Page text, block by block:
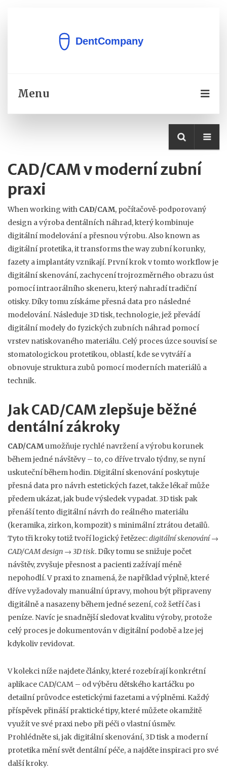
Menu
CAD/CAM v moderní zubní
praxi
When working with CAD/CAM, počítačově‑podporovaný
design a výroba dentálních náhrad, který kombinuje
digitální modelování a přesnou výrobu. Also known as
digitální protetika, it transforms the way zubní korunky,
fazety a implantáty vznikají.První krok v tomto workflow je
digitální skenování,zachycení trojrozměrného obrazu úst
pomocí intraorálního skeneru, který nahradí tradiční
otisky. Díky tomu získáme přesná data pro následné
modelování. Následuje3D tisk,technologie, jež převádí
digitální modely do fyzických zubních náhrad pomocí
vrstev natiskovaného materiálu. Celý proces úzce souvisí se
stomatologickou protetikou, oblastí, kde se vytváří a
obnovuje struktura zubů pomocí moderních materiálů a
technik.
Jak CAD/CAM zlepšuje běžné
dentální zákroky
CAD/CAMumožňuje rychlé navržení a výrobu korunek
během jedné návštěvy – to, co dříve trvalo týdny, se nyní
uskuteční během hodin. Digitální skenování poskytuje
přesná data pro návrh estetických fazet, takže lékař může
předem ukázat, jak bude výsledek vypadat. 3D tisk pak
přenáší tento digitální návrh do reálného materiálu
(keramika, zirkon, kompozit) s minimální ztrátou detailů.
Tyto tři kroky totiž tvoří logický řetězec:digitální skenování→
CAD/CAM design → 3D tisk. Díky tomu se snižuje počet
návštěv, zvyšuje přesnost a pacienti zažívají méně
nepohodlí. V praxi to znamená, že například výplně, které
dříve vyžadovaly manuální úpravy, mohou být připraveny
digitálně a nasazeny během jedné sezení, což šetří čas i
peníze. Navíc je snadnější sledovat kvalitu výroby, protože
celý proces je dokumentován v digitální podobě a lze jej
kdykoliv revidovat.
V kolekci níže najdete články, které rozebírají konkrétní
aplikace CAD/CAM – od výběru dětského kartáčku po
detailní průvodce estetickými fazetami a výplněmi. Každý
příspěvek přináší praktické tipy, které můžete okamžitě
využít ve své praxi nebo při péči o vlastní úsměv.
Prohlédněte si, jak digitální skenování, 3D tisk a moderní
protetika mění svět dentální péče, a najděte inspiraci pro své
další kroky.